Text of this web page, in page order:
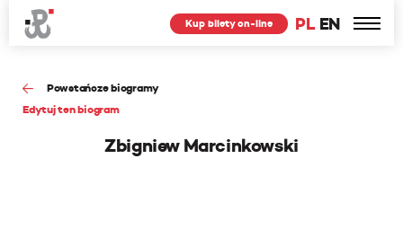
PL EN
Kup bilety on-line
Powstańcze biogramy
Edytuj ten biogram
Zbigniew Marcinkowski